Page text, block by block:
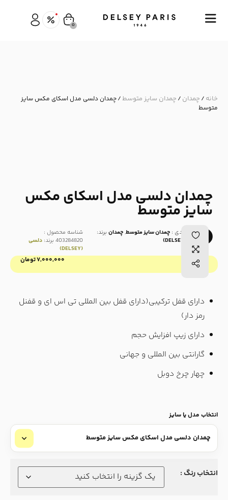
0
خانه / چمدان / چمدان سایز متوسط/ چمدان دلسی مدل اسکای مکس سایز
متوسط
چمدان دلسی مدل اسکای مکس
سایز متوسط
دسته بندی : چمدان سایز متوسط,چمدان برند:
دلسی (DELSEY)
شناسه محصول :
403284820 برند: دلسی
(DELSEY)
قیمت : ۷,۰۰۰,۰۰۰تومان
دارای قفل ترکیبی(دارای قفل بین المللی تی اس ای و قفنل
رمز دار)
دارای زیپ افزایش حجم
گارانتی بین المللی و جهانی
چهار چرخ دوبل
انتخاب مدل یا سایز
انتخاب رنگ :